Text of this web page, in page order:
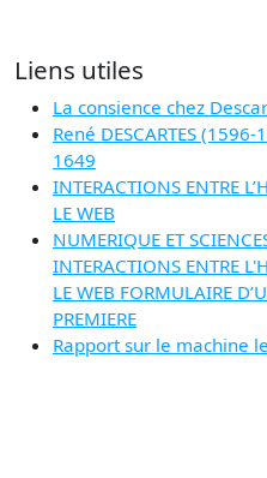
Liens utiles
La consience chez
René DESCARTES
1649
INTERACTIONS ENTRE
LE WEB
NUMERIQUE ET
INTERACTIONS ENTRE
LE WEB FORMULAIRE
PREMIERE
Rapport sur le machine